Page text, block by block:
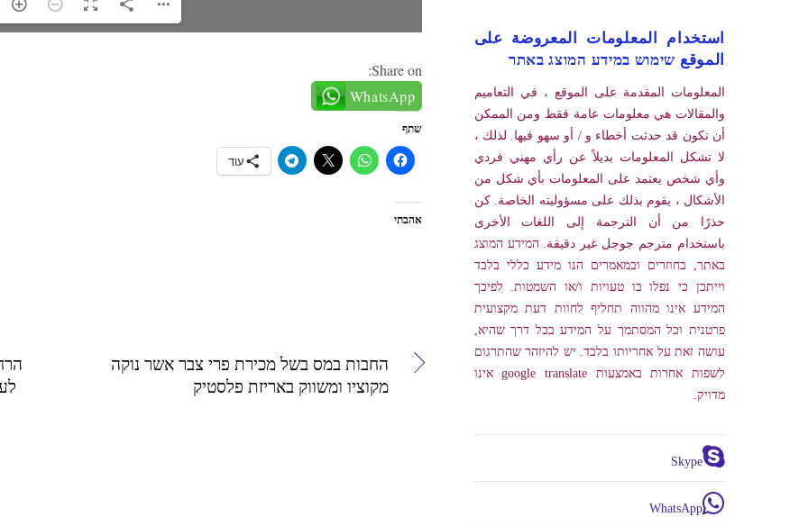
Share on:
WhatsApp
שתף
עוד
אהבתי
החבות במס בשל מכירת פרי צבר אשר נוקה
מקוציו ומשווק באריזת פלסטיק
استخدام المعلومات المعروضة على
الموقع שימוש במידע המוצג באתר
المعلومات المقدمة على الموقع ، في التعاميم
والمقالات هي معلومات عامة فقط ومن الممكن
أن تكون قد حدثت أخطاء و / أو سهو فيها. لذلك ،
لا تشكل المعلومات بديلاً عن رأي مهني فردي
وأي شخص يعتمد على المعلومات بأي شكل من
الأشكال ، يقوم بذلك على مسؤوليته الخاصة. كن
حذرًا من أن الترجمة إلى اللغات الأخرى
باستخدام مترجم جوجل غير دقيقة. המידע המוצג
באתר, בחוזרים ובמאמרים הנו מידע כללי בלבד
וייתכן כי נפלו בו טעויות ו/או השמטות. לפיכך
המידע אינו מהווה תחליף לחוות דעת מקצועית
פרטנית וכל המסתמך על המידע בכל דרך שהיא,
עושה זאת על אחריותו בלבד. יש להיזהר שהתרגום
לשפות אחרות באמצעות google translate אינו
מדויק.
Skype
WhatsApp